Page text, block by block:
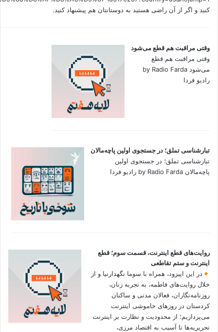
کنید و اگر از آن راضی هستید به دوستانتان هم پیشنهاد کنید.
وقتی مراقبت هم قطع می‌شود
وقتی مراقبت هم قطع
می‌شود by Radio Farda
رادیو فردا
تبارشناسی تملق؛ در جستجوی اولین‌ پاچه‌مالان
تبارشناسی تملق؛ در جستجوی اولین‌
پاچه‌مالان by Radio Farda رادیو فردا
روایت‌های قطع اینترنت، قسمت سوم؛ قطع
اینترنت و ستم تقاطعی
در این اپیزود، همراه با سوما نگهدارنیا و از
خلال روایت‌های فاطمه، به تجربه زنان،
روزنامه‌نگاران، فعالان مدنی و ساکنان
کردستان در روزهای خاموشی اینترنت
می‌پردازیم؛ از محدودیت و نظارت بر اینترنت
تحریریه‌ها تا آسیب به اقتصاد مرزی،